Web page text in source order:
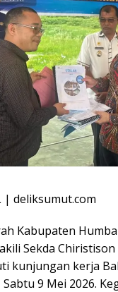
| deliksumut.com
Kabupaten
Sekda
kunjungan kerja
Sabtu 9 Mei 2026.